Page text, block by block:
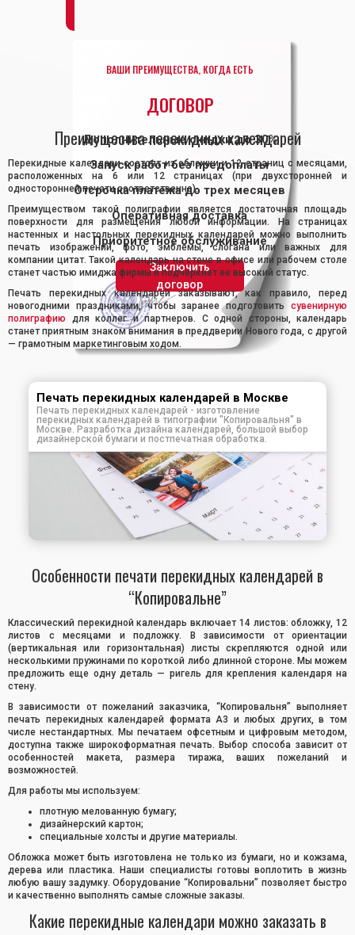
ВАШИ ПРЕИМУЩЕСТВА, КОГДА ЕСТЬ
ДОГОВОР
Дополнительные скидки до 30%
Запуск работ без предоплаты
Отсрочка платежа до трех месяцев
Оперативная доставка
Приоритетное обслуживание
Заключить
договор
Преимущества перекидных календарей
Перекидные календари состоят из обложки и 12 страниц с месяцами,
расположенных на 6 или 12 страницах (при двухсторонней и
односторонней печати соответственно).
Преимуществом такой полиграфии является достаточная площадь
поверхности для размещения любой информации. На страницах
настенных и настольных перекидных календарей можно выполнить
печать изображений, фото, эмблемы, слогана или важных для
компании цитат. Такой календарь на стене в офисе или рабочем столе
станет частью имиджа фирмы и подчеркнет ее высокий статус.
Печать перекидных календарей заказывают, как правило, перед
новогодними праздниками, чтобы заранее подготовить сувенирную
полиграфию для коллег и партнеров. С одной стороны, календарь
станет приятным знаком внимания в преддверии Нового года, с другой
— грамотным маркетинговым ходом.
Печать перекидных календарей в Москве
Печать перекидных календарей - изготовление
перекидных календарей в типографии "Копировальня" в
Москве. Разработка дизайна календарей, большой выбор
дизайнерской бумаги и постпечатная обработка.
Особенности печати перекидных календарей в
“Копировальне”
Классический перекидной календарь включает 14 листов: обложку, 12
листов с месяцами и подложку. В зависимости от ориентации
(вертикальная или горизонтальная) листы скрепляются одной или
несколькими пружинами по короткой либо длинной стороне. Мы можем
предложить еще одну деталь — ригель для крепления календаря на
стену.
В зависимости от пожеланий заказчика, “Копировальня” выполняет
печать перекидных календарей формата А3 и любых других, в том
числе нестандартных. Мы печатаем офсетным и цифровым методом,
доступна также широкоформатная печать. Выбор способа зависит от
особенностей макета, размера тиража, ваших пожеланий и
возможностей.
Для работы мы используем:
плотную мелованную бумагу;
дизайнерский картон;
специальные холсты и другие материалы.
Обложка может быть изготовлена не только из бумаги, но и кожзама,
дерева или пластика. Наши специалисты готовы воплотить в жизнь
любую вашу задумку. Оборудование “Копировальни” позволяет быстро
и качественно выполнять самые сложные заказы.
Какие перекидные календари можно заказать в